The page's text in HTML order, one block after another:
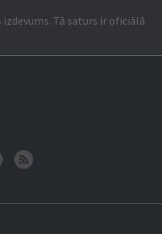
Tā saturs ir oficiālā